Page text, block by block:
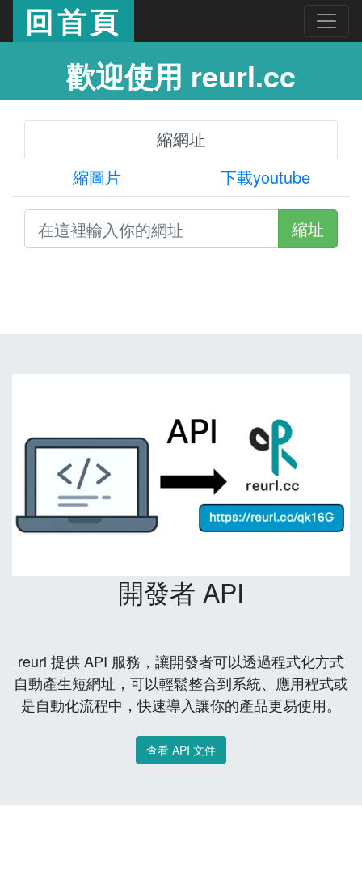
回首頁
歡迎使用 reurl.cc
縮網址
縮圖片
下載youtube
縮址
開發者 API
reurl 提供 API 服務，讓開發者可以透過程式化方式
自動產生短網址，可以輕鬆整合到系統、應用程式或
是自動化流程中，快速導入讓你的產品更易使用。
查看 API 文件